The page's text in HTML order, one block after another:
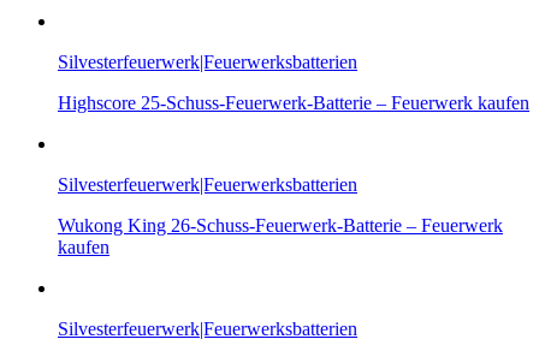
Silvesterfeuerwerk|Feuerwerksbatterien
Highscore 25-Schuss-Feuerwerk-Batterie – Feuerwerk kaufen
Silvesterfeuerwerk|Feuerwerksbatterien
Wukong King 26-Schuss-Feuerwerk-Batterie – Feuerwerk
kaufen
Silvesterfeuerwerk|Feuerwerksbatterien